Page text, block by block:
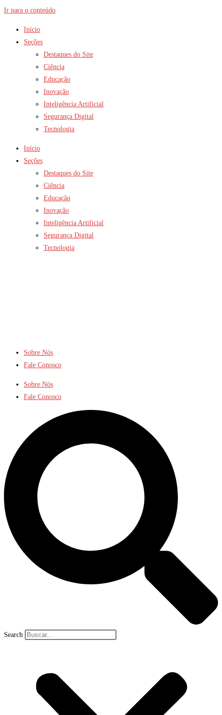
Ir para o conteúdo
Início
Seções
Destaques do Site
Ciência
Educação
Inovação
Inteligência Artificial
Segurança Digital
Tecnologia
Início
Seções
Destaques do Site
Ciência
Educação
Inovação
Inteligência Artificial
Segurança Digital
Tecnologia
Sobre Nós
Fale Conosco
Sobre Nós
Fale Conosco
Search